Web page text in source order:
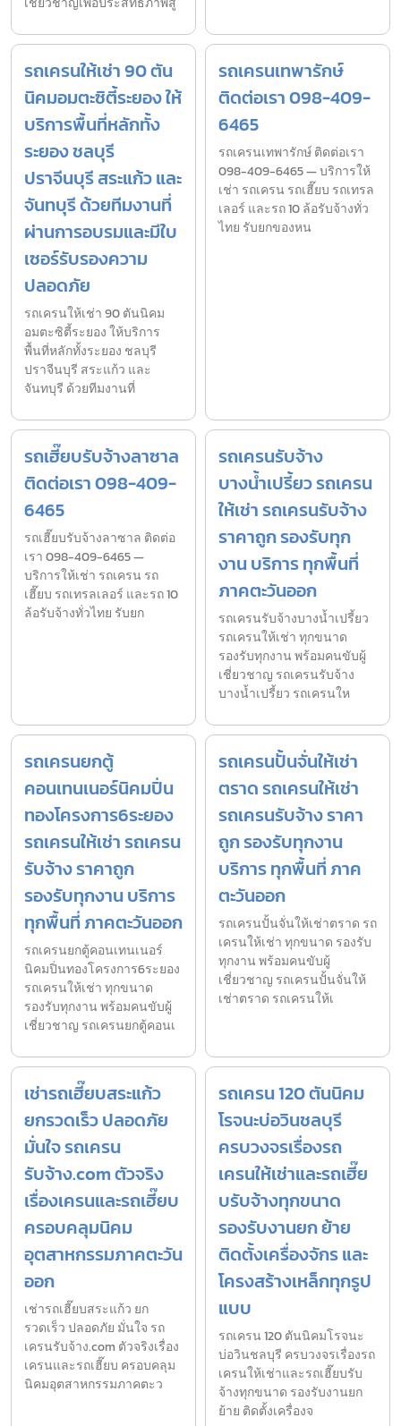
รถเครนให้เช่า 90 ตัน
นิคมอมตะซิตี้ระยอง ให้
บริการพื้นที่หลักทั้ง
ระยอง ชลบุรี
ปราจีนบุรี สระแก้ว และ
จันทบุรี ด้วยทีมงานที่
ผ่านการอบรมและมีใบ
เซอร์รับรองความ
ปลอดภัย
รถเครนให้เช่า 90 ตันนิคม
อมตะซิตี้ระยอง ให้บริการ
พื้นที่หลักทั้งระยอง ชลบุรี
ปราจีนบุรี สระแก้ว และ
จันทบุรี ด้วยทีมงานที่
รถเครนเทพารักษ์
ติดต่อเรา 098-409-
6465
รถเครนเทพารักษ์ ติดต่อเรา
098-409-6465 — บริการให้
เช่า รถเครน รถเฮี๊ยบ รถเทรล
เลอร์ และรถ 10 ล้อรับจ้างทั่ว
ไทย รับยกของหน
รถเฮี๊ยบรับจ้างลาซาล
ติดต่อเรา 098-409-
6465
รถเฮี๊ยบรับจ้างลาซาล ติดต่อ
เรา 098-409-6465 —
บริการให้เช่า รถเครน รถ
เฮี๊ยบ รถเทรลเลอร์ และรถ 10
ล้อรับจ้างทั่วไทย รับยก
รถเครนรับจ้าง
บางน้ำเปรี้ยว รถเครน
ให้เช่า รถเครนรับจ้าง
ราคาถูก รองรับทุก
งาน บริการ ทุกพื้นที่
ภาคตะวันออก
รถเครนรับจ้างบางน้ำเปรี้ยว
รถเครนให้เช่า ทุกขนาด
รองรับทุกงาน พร้อมคนขับผู้
เชี่ยวชาญ รถเครนรับจ้าง
บางน้ำเปรี้ยว รถเครนให
รถเครนยกตู้
คอนเทนเนอร์นิคมปิ่น
ทองโครงการ6ระยอง
รถเครนให้เช่า รถเครน
รับจ้าง ราคาถูก
รองรับทุกงาน บริการ
ทุกพื้นที่ ภาคตะวันออก
รถเครนยกตู้คอนเทนเนอร์
นิคมปิ่นทองโครงการ6ระยอง
รถเครนให้เช่า ทุกขนาด
รองรับทุกงาน พร้อมคนขับผู้
เชี่ยวชาญ รถเครนยกตู้คอนเ
รถเครนปั้นจั่นให้เช่า
ตราด รถเครนให้เช่า
รถเครนรับจ้าง ราคา
ถูก รองรับทุกงาน
บริการ ทุกพื้นที่ ภาค
ตะวันออก
รถเครนปั้นจั่นให้เช่าตราด รถ
เครนให้เช่า ทุกขนาด รองรับ
ทุกงาน พร้อมคนขับผู้
เชี่ยวชาญ รถเครนปั้นจั่นให้
เช่าตราด รถเครนให้เ
เช่ารถเฮี๊ยบสระแก้ว
ยกรวดเร็ว ปลอดภัย
มั่นใจ รถเครน
รับจ้าง.com ตัวจริง
เรื่องเครนและรถเฮี๊ยบ
ครอบคลุมนิคม
อุตสาหกรรมภาคตะวัน
ออก
เช่ารถเฮี๊ยบสระแก้ว ยก
รวดเร็ว ปลอดภัย มั่นใจ รถ
เครนรับจ้าง.com ตัวจริงเรื่อง
เครนและรถเฮี๊ยบ ครอบคลุม
นิคมอุตสาหกรรมภาคตะว
รถเครน 120 ตันนิคม
โรจนะบ่อวินชลบุรี
ครบวงจรเรื่องรถ
เครนให้เช่าและรถเฮี๊ย
บรับจ้างทุกขนาด
รองรับงานยก ย้าย
ติดตั้งเครื่องจักร และ
โครงสร้างเหล็กทุกรูป
แบบ
รถเครน 120 ตันนิคมโรจนะ
บ่อวินชลบุรี ครบวงจรเรื่องรถ
เครนให้เช่าและรถเฮี๊ยบรับ
จ้างทุกขนาด รองรับงานยก
ย้าย ติดตั้งเครื่องจ